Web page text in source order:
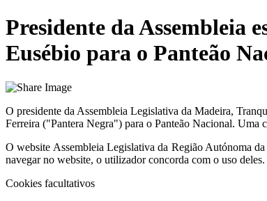
Presidente da Assembleia
Eusébio para o Panteão
O presidente da Assembleia Legislativa da Madeira,
Ferreira ("Pantera Negra") para o Panteão Nacional. Uma
O website Assembleia Legislativa da Região Autónoma
navegar no website, o utilizador concorda com o uso
Cookies facultativos